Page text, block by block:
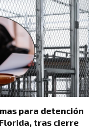
para detención
tras cierre